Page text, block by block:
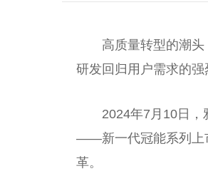
高质量转型的潮
研发回归用户需求的强
2024年7月10日
——新一代冠能系列上
革。